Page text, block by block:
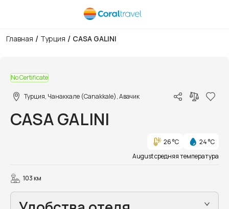
Главная / Турция / CASA GALINI
No Certificate
Турция, Чанаккале (Canakkale), Авачик
CASA GALINI
26 °C
24 °C
August средняя температура
103 км